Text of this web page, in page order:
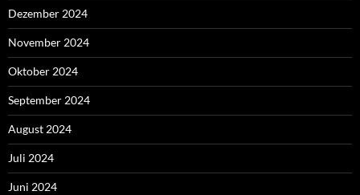
Dezember 2024
November 2024
Oktober 2024
September 2024
August 2024
Juli 2024
Juni 2024